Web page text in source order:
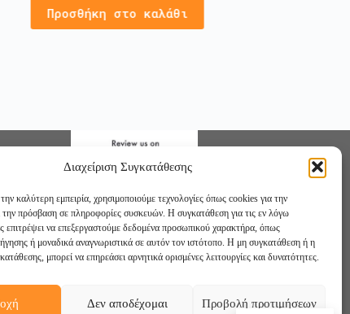
Διαχείριση Συγκατάθεσης
καλύτερη εμπειρία, χρησιμοποιούμε τεχνολογίες όπως cookies για την
πρόσβαση σε πληροφορίες συσκευών. Η συγκατάθεση για τις εν λόγω
επιτρέψει να επεξεργαστούμε δεδομένα προσωπικού χαρακτήρα, όπως
ή μοναδικά αναγνωριστικά σε αυτόν τον ιστότοπο. Η μη συγκατάθεση ή η
μπορεί να επηρεάσει αρνητικά ορισμένες λειτουργίες και δυνατότητες.
Δεν αποδέχομαι Προβολή προτιμήσεων
Προσθήκη στο καλάθι